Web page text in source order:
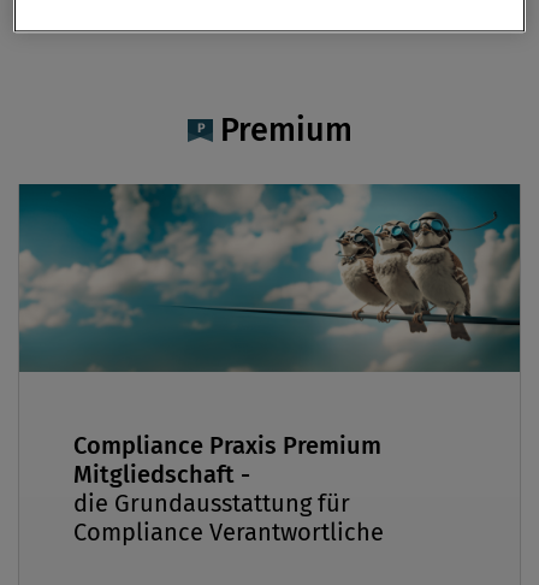
Premium
Compliance Praxis Premium
Mitgliedschaft -
die Grundausstattung für
Compliance Verantwortliche